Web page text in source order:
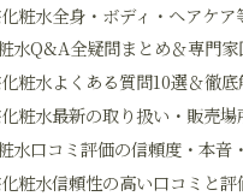
粧水全身・ボディ・ヘアケ
水Q&A全疑問まとめ＆専門
粧水よくある質問10選＆徹底
粧水最新の取り扱い・販売
水口コミ評価の信頼度・本音
粧水信頼性の高い口コミと